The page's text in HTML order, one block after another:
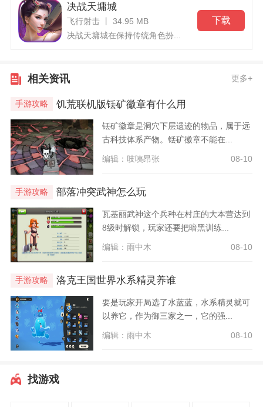
决战天墉城
飞行射击 丨 34.95 MB
决战天墉城在保持传统角色扮...
下载
相关资讯 更多+
手游攻略 饥荒联机版铥矿徽章有什么用
铥矿徽章是洞穴下层遗迹的物品，属于远
古科技体系产物。铥矿徽章不能在...
编辑：吱咦昂张 08-10
手游攻略 部落冲突武神怎么玩
瓦基丽武神这个兵种在村庄的大本营达到
8级时解锁，玩家还要把暗黑训练...
编辑：雨中木 08-10
手游攻略 洛克王国世界水系精灵养谁
要是玩家开局选了水蓝蓝，水系精灵就可
以养它，作为御三家之一，它的强...
编辑：雨中木 08-10
找游戏